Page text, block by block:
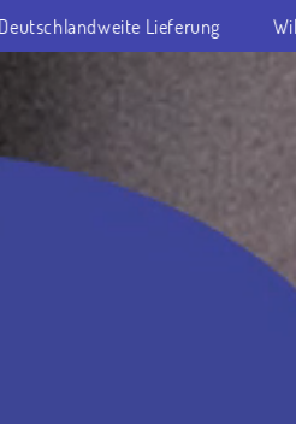
Willkomen im Cookie Himmel! |